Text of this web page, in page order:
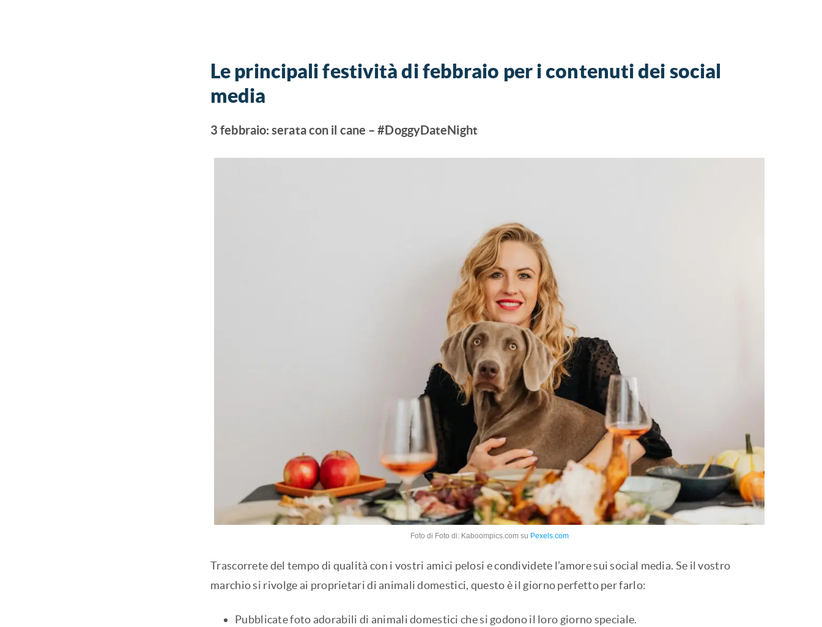
Le principali festività di febbraio per i contenuti dei social
media
3 febbraio: serata con il cane – #DoggyDateNight
Foto di Foto di: Kaboompics.com su Pexels.com
Trascorrete del tempo di qualità con i vostri amici pelosi e condividete l’amore sui social media. Se il vostro
marchio si rivolge ai proprietari di animali domestici, questo è il giorno perfetto per farlo:
Pubblicate foto adorabili di animali domestici che si godono il loro giorno speciale.